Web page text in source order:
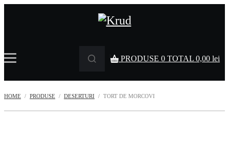
PRODUSE 0 TOTAL 0,00 lei
HOME PRODUSE DESERTURI TORT DE MORCOVI